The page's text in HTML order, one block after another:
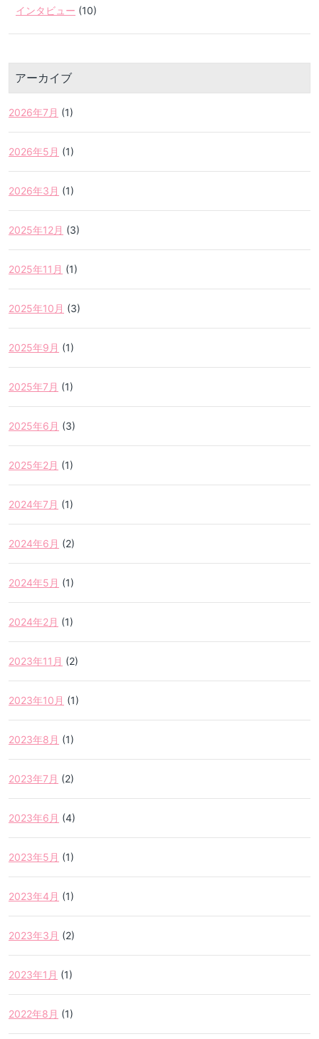
インタビュー (10)
アーカイブ
2026年7月 (1)
2026年5月 (1)
2026年3月 (1)
2025年12月 (3)
2025年11月 (1)
2025年10月 (3)
2025年9月 (1)
2025年7月 (1)
2025年6月 (3)
2025年2月 (1)
2024年7月 (1)
2024年6月 (2)
2024年5月 (1)
2024年2月 (1)
2023年11月 (2)
2023年10月 (1)
2023年8月 (1)
2023年7月 (2)
2023年6月 (4)
2023年5月 (1)
2023年4月 (1)
2023年3月 (2)
2023年1月 (1)
2022年8月 (1)